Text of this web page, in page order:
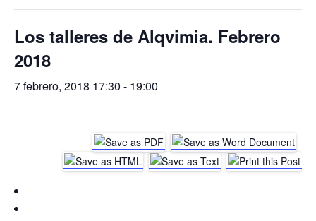
Los talleres de Alqvimia. Febrero
2018
7 febrero, 2018 17:30 - 19:00